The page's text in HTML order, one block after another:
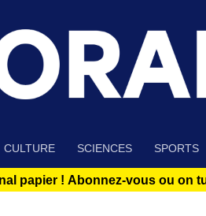
CULTURE SCIENCES SPORTS
papier ! Abonnez-vous ou on